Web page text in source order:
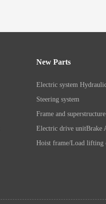
New Parts
Electric system
Steering system
Frame and superstructure
Electric drive unitBrake
Hoist frame/Load lifting
device
System components